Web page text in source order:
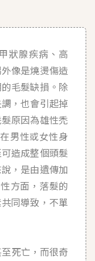
狀腺疾病、高
像是燒燙傷造
毛髮缺損。除
，也會引起掉
原因為雄性禿
男性或女性身
造成整個頭髮
，是由遺傳加
方面，落髮的
同導致，不單
死亡，而很奇